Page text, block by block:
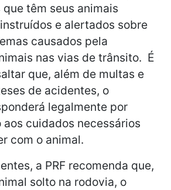
têm seus animais
e alertados sobre
causados ​​pela
nas vias de trânsito. É
que, além de multas e
de acidentes, o
legalmente por
aos cuidados necessários
com o animal.
a PRF recomenda que,
solto na rodovia, o